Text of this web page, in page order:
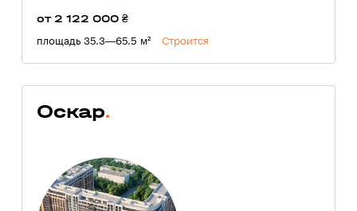
от 2 122 000 ₴
площадь 35.3—65.5 м² Строится
Оскар